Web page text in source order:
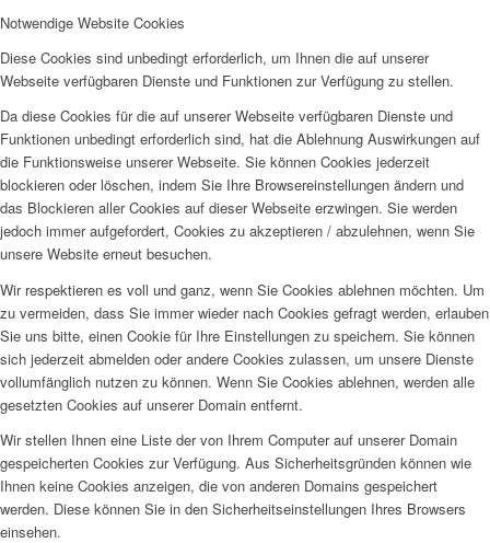
Notwendige Website Cookies
Diese Cookies sind unbedingt erforderlich, um Ihnen die auf unserer
Webseite verfügbaren Dienste und Funktionen zur Verfügung zu stellen.
Da diese Cookies für die auf unserer Webseite verfügbaren Dienste und
Funktionen unbedingt erforderlich sind, hat die Ablehnung Auswirkungen auf
die Funktionsweise unserer Webseite. Sie können Cookies jederzeit
blockieren oder löschen, indem Sie Ihre Browsereinstellungen ändern und
das Blockieren aller Cookies auf dieser Webseite erzwingen. Sie werden
jedoch immer aufgefordert, Cookies zu akzeptieren / abzulehnen, wenn Sie
unsere Website erneut besuchen.
Wir respektieren es voll und ganz, wenn Sie Cookies ablehnen möchten. Um
zu vermeiden, dass Sie immer wieder nach Cookies gefragt werden, erlauben
Sie uns bitte, einen Cookie für Ihre Einstellungen zu speichern. Sie können
sich jederzeit abmelden oder andere Cookies zulassen, um unsere Dienste
vollumfänglich nutzen zu können. Wenn Sie Cookies ablehnen, werden alle
gesetzten Cookies auf unserer Domain entfernt.
Wir stellen Ihnen eine Liste der von Ihrem Computer auf unserer Domain
gespeicherten Cookies zur Verfügung. Aus Sicherheitsgründen können wie
Ihnen keine Cookies anzeigen, die von anderen Domains gespeichert
werden. Diese können Sie in den Sicherheitseinstellungen Ihres Browsers
einsehen.